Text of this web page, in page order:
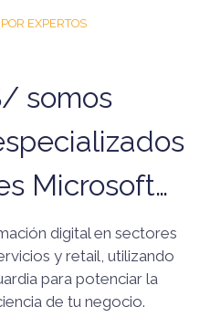
EXPERTOS
somos
Microsoft…
digital en sectores
y retail, utilizando
para potenciar la
de tu negocio.